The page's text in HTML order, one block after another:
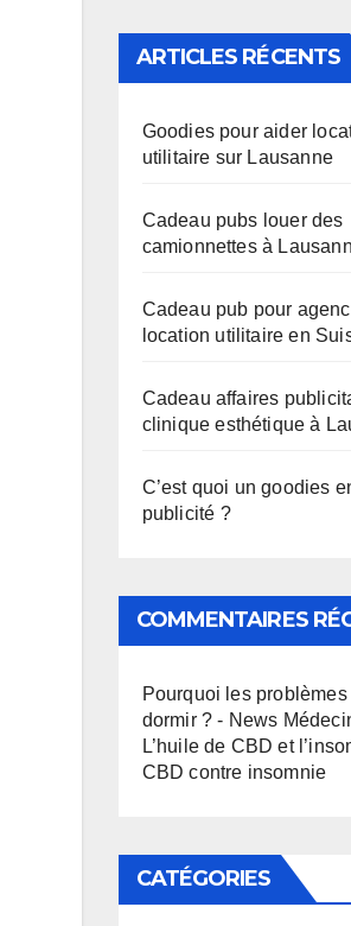
ARTICLES RÉCENTS
Goodies pour aider
utilitaire sur Lausanne
Cadeau pubs louer des
camionnettes à
Cadeau pub pour
location utilitaire en
Cadeau affaires
clinique esthétique à
C’est quoi un goodies
publicité ?
COMMENTAIRES
Pourquoi les
dormir ? - News
L’huile de CBD et
CBD contre insomnie
CATÉGORIES